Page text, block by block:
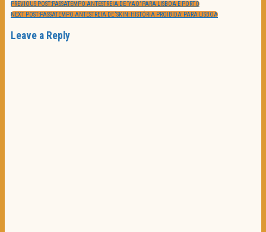
PREVIOUS POST:PASSATEMPO ANTESTREIA DE ‘YAO’ PARA LISBOA E PORTO
NEXT POST:PASSATEMPO ANTESTREIA DE ‘SKIN: HISTÓRIA PROIBIDA’ PARA LISBOA
Leave a Reply